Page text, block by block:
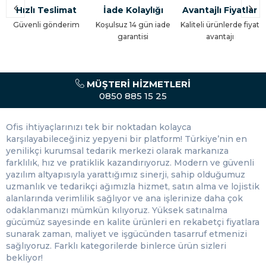
OfisMaster Panda Mantar Panoların yetkili bayisidir.
İnter Mantar Panolar:İnter markası, kaliteli malzemeleri
ve geniş ürün yelpazesi ile ön plana çıkıyor. Farklı boyut
edebileceğiniz İnter mantar panolar, uzun ömürlü
kullanımıyla da ekonomik bir çözümdür. OfisMaster İnter
Mantar Panoların yetkili bayisidir.
Akyazı Mantar Panolar:
Akyazı markası, üstün kalite ve
uygun fiyatı bir araya getirerek, sizlere en iyi mantar pano
seçeneklerini sunar. Çeşitli ebat ve çerçeve
seçenekleriyle, ihtiyaçlarınıza en uygun ürünü seçebilir,
kaliteli tedarik süreçleriyle ürünlerinize hızla
kavuşabilirsiniz. OfisMaster Akyazı Mantar Panoların yetkili
bayisidir.
Mantar Pano Nedir?
Mantar pano, duvara asılarak notlar, fotoğraflar, belgeler
ve diğer hafif objelerin iğnelerle tutturulabileceği bir pano
türüdür. Genellikle doğal mantar malzemesinden üretilir
Hızlı Teslimat
Güvenli gönderim
İade Kolaylığı
Koşulsuz 14 gün iade
garantisi
Avantajlı Fiyatlar
Kaliteli ürünlerde fiyat
avantajı
MÜŞTERI HIZMETLERI
0850 885 15 25
Ofis ihtiyaçlarınızı tek bir noktadan kolayca
karşılayabileceğiniz yepyeni bir platform! Türkiye’nin en
yenilikçi kurumsal tedarik merkezi olarak markanıza
farklılık, hız ve pratiklik kazandırıyoruz. Modern ve güvenli
yazılım altyapısıyla yarattığımız sinerji, sahip olduğumuz
uzmanlık ve tedarikçi ağımızla hizmet, satın alma ve lojistik
alanlarında verimlilik sağlıyor ve ana işlerinize daha çok
odaklanmanızı mümkün kılıyoruz. Yüksek satınalma
gücümüz sayesinde en kalite ürünleri en rekabetçi fiyatlara
sunarak zaman, maliyet ve işgücünden tasarruf etmenizi
sağlıyoruz. Farklı kategorilerde binlerce ürün sizleri
bekliyor!